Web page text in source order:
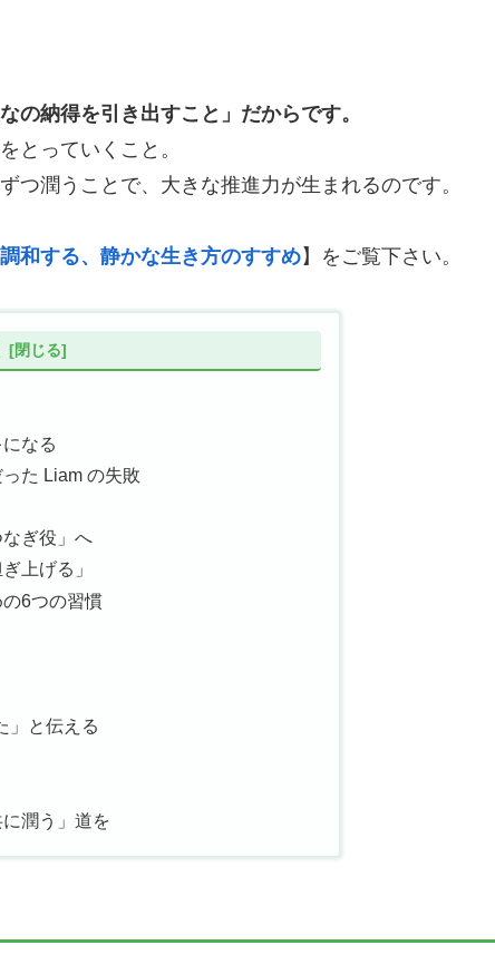
の納得を引き出すこと」だからです。
とっていくこと。
つ潤うことで、大きな推進力が生まれるのです。
和する、静かな生き方のすすめ】をご覧下さい。
なる
た Liam の失敗
ぎ役」へ
上げる」
6つの習慣
」と伝える
潤う」道を